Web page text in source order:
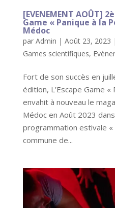
[EVENEMENT AOÛT]
Game « Panique à la
Médoc
par Admin | Août 23, 2023 |
Games scientifiques,
Fort de son succès en
édition, L’Escape Game
envahit à nouveau le
Médoc en Août 2023
programmation estivale
commune de...